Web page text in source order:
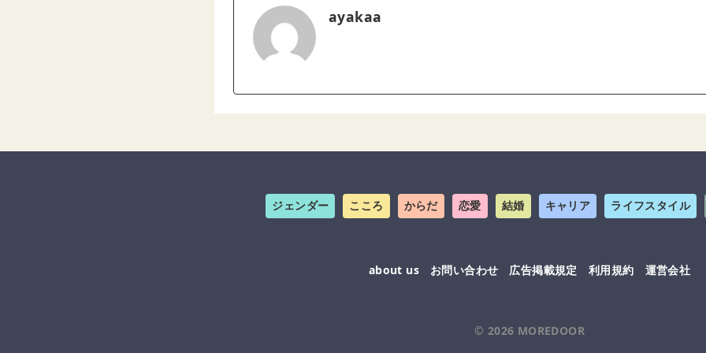
ayakaa
ジェンダー こころ からだ 恋愛 結婚 キャリア ライフスタイル
about us お問い合わせ 広告掲載規定 利用規約 運営会社
© 2026 MOREDOOR